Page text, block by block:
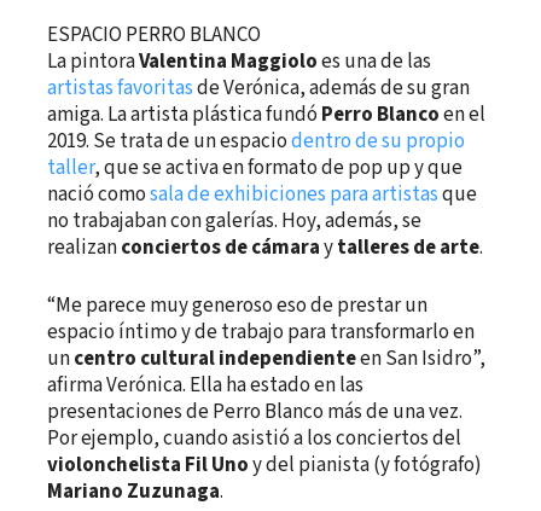
ESPACIO PERRO BLANCO
La pintoraValentina Maggioloes una de las
artistas favoritasde Verónica, además de su gran
amiga. La artista plástica fundó Perro Blancoen el
2019. Se trata de un espaciodentro de su propio
taller, que se activa en formato de pop up y que
nació comosala de exhibiciones para artistasque
no trabajaban con galerías. Hoy, además, se
realizanconciertos de cámaraytalleres de arte.
“Me parece muy generoso eso de prestar un
espacio íntimo y de trabajo para transformarlo en
uncentro cultural independienteen San Isidro”,
afirma Verónica. Ella ha estado en las
presentaciones de Perro Blanco más de una vez.
Por ejemplo, cuando asistió a los conciertos del
violonchelista Fil Unoy del pianista (y fotógrafo)
Mariano Zuzunaga.